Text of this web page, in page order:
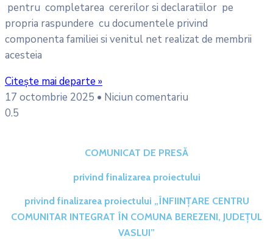
pentru completarea cererilor si declaratiilor pe
propria raspundere cu documentele privind
componenta familiei si venitul net realizat de membrii
acesteia
Citește mai departe »
17 octombrie 2025
Niciun comentariu
COMUNICAT DE PRESĂ
privind finalizarea proiectului
privind finalizarea proiectului „ÎNFIINȚARE CENTRU
COMUNITAR INTEGRAT ÎN COMUNA BEREZENI, JUDEȚUL
VASLUI”